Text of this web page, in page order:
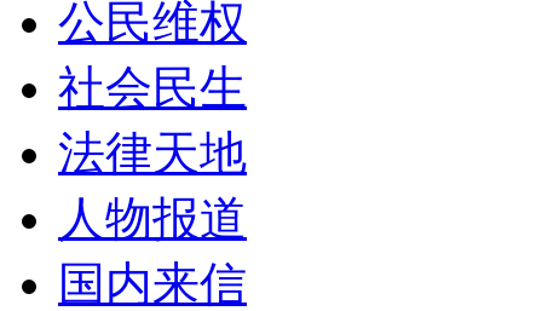
公民维权
社会民生
法律天地
人物报道
国内来信